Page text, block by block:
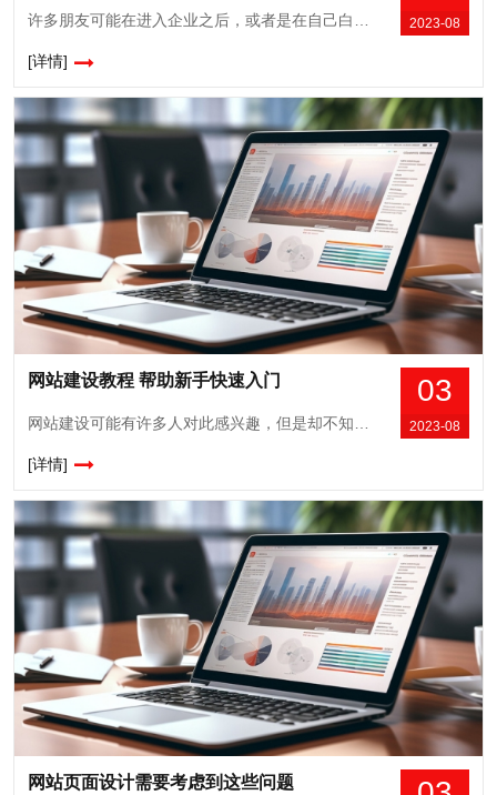
2023-08
许多朋友可能在进入企业之后，或者是在自己白手起家后都想要建设属于自己企业独特的网站，其实建设企业网站并不难，跟建设个网站的建设步骤是一样的，没有什么复杂的，要简单的学习一下，就能做得很好。作为网站建设的主要核心部分主机的选择尤为重要，接下来就介绍一下选的几个标准吧。一、虚拟主机空间参数许多用户都感到十分苦恼，就是因为无...
[详情]
03
2023-08
网站建设教程 帮助新手快速入门
[详情]
网站页面设计需要考虑到这些问题